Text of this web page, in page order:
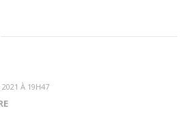
2021 À 19H47